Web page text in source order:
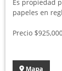
Es propiedad
papeles en
Precio
Mapa